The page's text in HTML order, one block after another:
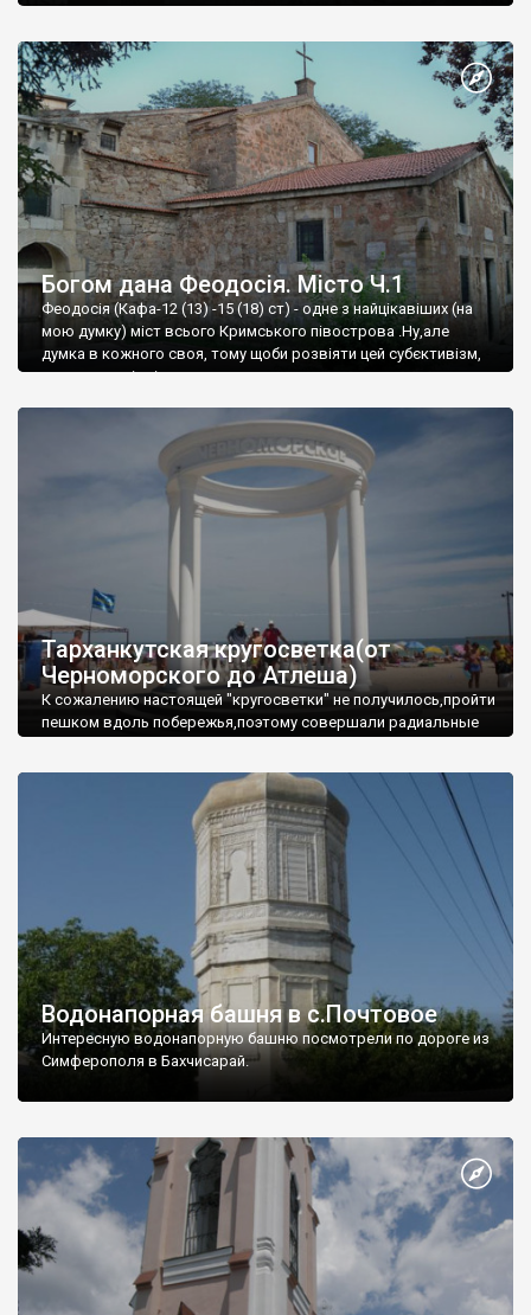
Богом дана Феодосія. Місто Ч.1
Феодосія (Кафа-12 (13) -15 (18) ст) - одне з найцікавіших (на
мою думку) міст всього Кримського півострова .Ну,але
думка в кожного своя, тому щоби розвіяти цей субєктивізм,
запрошую відвідати це
Тарханкутская кругосветка(от
Черноморского до Атлеша)
К сожалению настоящей "кругосветки" не получилось,пройти
пешком вдоль побережья,поэтому совершали радиальные
Водонапорная башня в с.Почтовое
Интересную водонапорную башню посмотрели по дороге из
Симферополя в Бахчисарай.